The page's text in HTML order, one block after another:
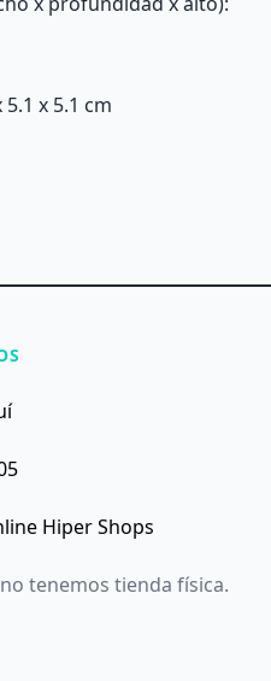
x 5.1 cm
Hiper Shops
tenemos tienda física.